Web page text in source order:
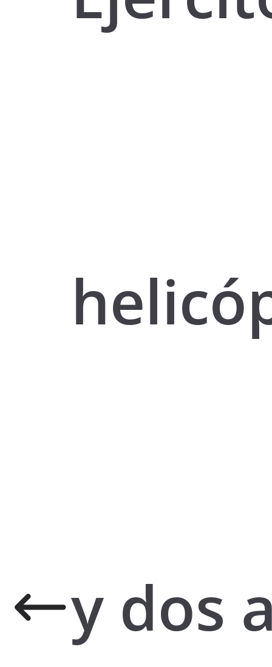
y dos